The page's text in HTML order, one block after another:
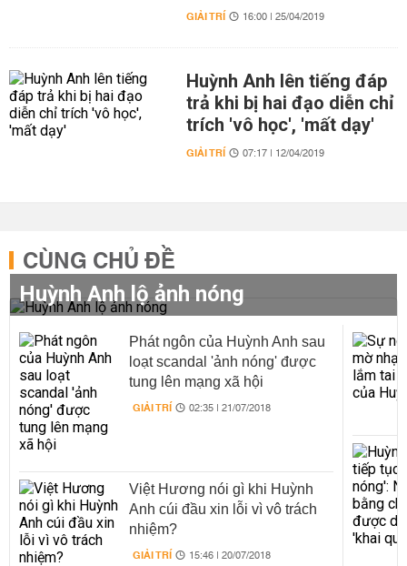
GIẢI TRÍ 16:00 | 25/04/2019
Huỳnh Anh lên tiếng đáp
trả khi bị hai đạo diễn chỉ
trích 'vô học', 'mất dạy'
GIẢI TRÍ 07:17 | 12/04/2019
CÙNG CHỦ ĐỀ
Huỳnh Anh lộ ảnh nóng
Phát ngôn của Huỳnh Anh sau
loạt scandal 'ảnh nóng' được
tung lên mạng xã hội
GIẢI TRÍ 02:35 | 21/07/2018
Việt Hương nói gì khi Huỳnh
Anh cúi đầu xin lỗi vì vô trách
nhiệm?
GIẢI TRÍ 15:46 | 20/07/2018